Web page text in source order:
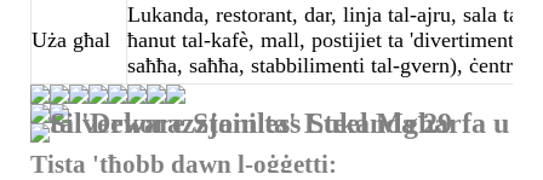
Uża għal
Lukanda, restorant, dar, linja tal-ajru, sala
ħanut tal-kafè, mall, postijiet ta 'divertiment,
saħħa, saħħa, stabbilimenti tal-gvern), ċentru,
Tista 'tħobb dawn l-oġġetti: